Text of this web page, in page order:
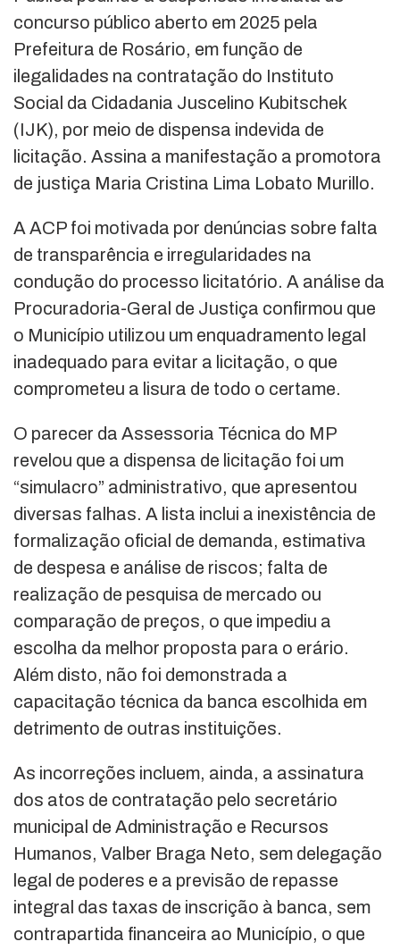
concurso público aberto em 2025 pela
Prefeitura de Rosário, em função de
ilegalidades na contratação do Instituto
Social da Cidadania Juscelino Kubitschek
(IJK), por meio de dispensa indevida de
licitação. Assina a manifestação a promotora
de justiça Maria Cristina Lima Lobato Murillo.
A ACP foi motivada por denúncias sobre falta
de transparência e irregularidades na
condução do processo licitatório. A análise da
Procuradoria-Geral de Justiça confirmou que
o Município utilizou um enquadramento legal
inadequado para evitar a licitação, o que
comprometeu a lisura de todo o certame.
O parecer da Assessoria Técnica do MP
revelou que a dispensa de licitação foi um
“simulacro” administrativo, que apresentou
diversas falhas. A lista inclui a inexistência de
formalização oficial de demanda, estimativa
de despesa e análise de riscos; falta de
realização de pesquisa de mercado ou
comparação de preços, o que impediu a
escolha da melhor proposta para o erário.
Além disto, não foi demonstrada a
capacitação técnica da banca escolhida em
detrimento de outras instituições.
As incorreções incluem, ainda, a assinatura
dos atos de contratação pelo secretário
municipal de Administração e Recursos
Humanos, Valber Braga Neto, sem delegação
legal de poderes e a previsão de repasse
integral das taxas de inscrição à banca, sem
contrapartida financeira ao Município, o que